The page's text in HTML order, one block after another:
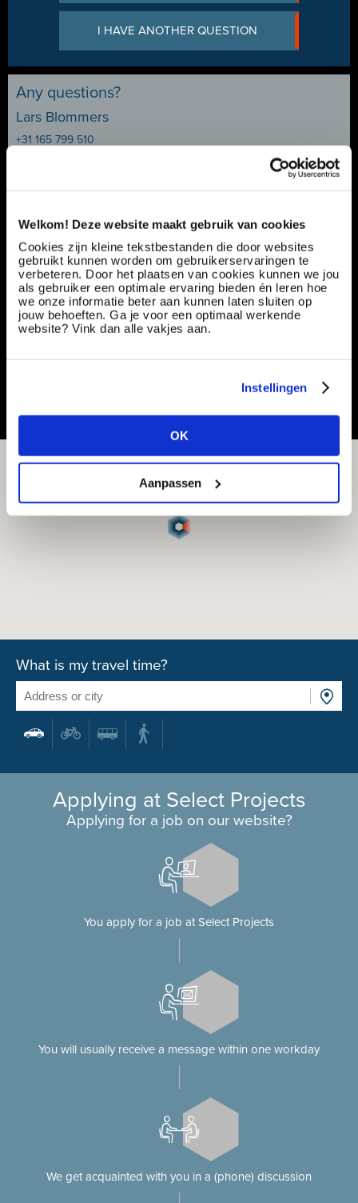
Welkom! Deze website maakt gebruik van cookies
Cookies zijn kleine tekstbestanden die door websites
gebruikt kunnen worden om gebruikerservaringen te
verbeteren. Door het plaatsen van cookies kunnen we jou
als gebruiker een optimale ervaring bieden én leren hoe
we onze informatie beter aan kunnen laten sluiten op
jouw behoeften. Ga je voor een optimaal werkende
website? Vink dan alle vakjes aan.
Instellingen
OK
Aanpassen
I HAVE ANOTHER QUESTION
Any questions?
Lars Blommers
+31 165 799 510
Field Service Engineer | Onderhoud aan
verpakkingssystemen | Internationaal | €3.000
- €4.500
Vacancy number: 174039
Specialization:
Production & Technical
Contract type:
Project Sourcing
Share or save this vacancy
What is my travel time?
Applying at Select Projects
Applying for a job on our website?
You apply for a job at Select Projects
You will usually receive a message within one workday
We get acquainted with you in a (phone) discussion